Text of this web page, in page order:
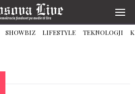
SHOWBIZ LIFESTYLE TEKNOLOGJI